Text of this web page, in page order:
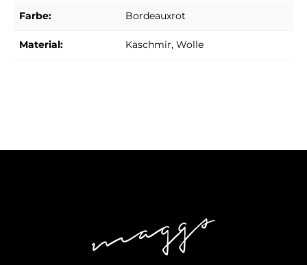
Farbe: Bordeauxrot
Material: Kaschmir, Wolle